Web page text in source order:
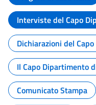
Interviste del Capo
Dichiarazioni del
Il Capo Dipartimento
Comunicato Stampa